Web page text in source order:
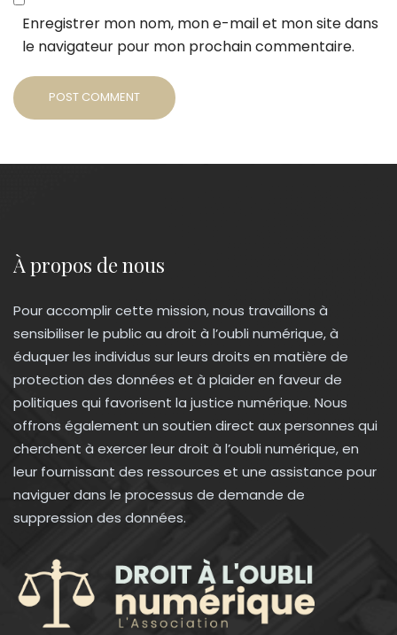
Enregistrer mon nom, mon e-mail et mon site dans
le navigateur pour mon prochain commentaire.
POST COMMENT
À propos de nous
Pour accomplir cette mission, nous travaillons à
sensibiliser le public au droit à l’oubli numérique, à
éduquer les individus sur leurs droits en matière de
protection des données et à plaider en faveur de
politiques qui favorisent la justice numérique. Nous
offrons également un soutien direct aux personnes qui
cherchent à exercer leur droit à l’oubli numérique, en
leur fournissant des ressources et une assistance pour
naviguer dans le processus de demande de
suppression des données.